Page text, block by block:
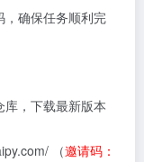
，确保任务顺利完
，下载最新版本
（邀请码：